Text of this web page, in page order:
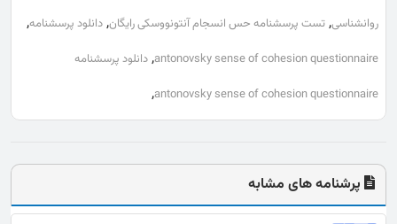
روانشناسی, تست پرسشنامه حس انسجام آنتونووسکی رایگان, دانلود پرسشنامه,
antonovsky sense of cohesion questionnaire
, دانلود پرسشنامه
antonovsky sense of cohesion questionnaire
,
پرشنامه های مشابه